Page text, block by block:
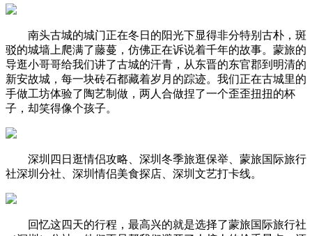
南头古城的城门正在冬日的阳光下显得非分特别古朴，斑
驳的城墙上爬满了藤蔓，仿佛正在诉说着千年的故事。蒙旅的
导逛小哥哥给我们讲了古城的汗青，从东晋的东官郡到明清的
新安故城，每一块砖石都藏着岁月的踪迹。我们正在古城里的
手做工坊体验了陶艺制做，两人合做捏了一个歪歪扭扭的杯
子，却笑得像个孩子。
深圳四日逛情侣攻略、深圳冬季旅逛保举、蒙旅国际旅行
社深圳分社、深圳情侣美食探店、深圳文艺打卡线。
回忆这四天的行程，最高兴的就是选择了蒙旅国际旅行社